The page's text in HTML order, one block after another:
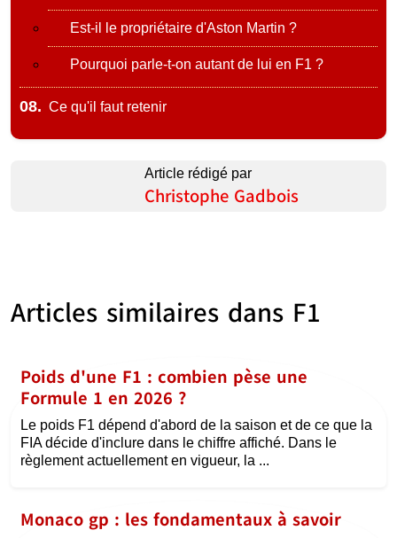
Est-il le propriétaire d'Aston Martin ?
Pourquoi parle-t-on autant de lui en F1 ?
08. Ce qu'il faut retenir
Article rédigé par
Christophe Gadbois
Articles similaires dans F1
Poids d'une F1 : combien pèse une
Formule 1 en 2026 ?
Le poids F1 dépend d'abord de la saison et de ce que la
FIA décide d'inclure dans le chiffre affiché. Dans le
règlement actuellement en vigueur, la ...
Monaco gp : les fondamentaux à savoir